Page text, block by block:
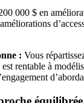
000 $ en
: Vous
rentable à